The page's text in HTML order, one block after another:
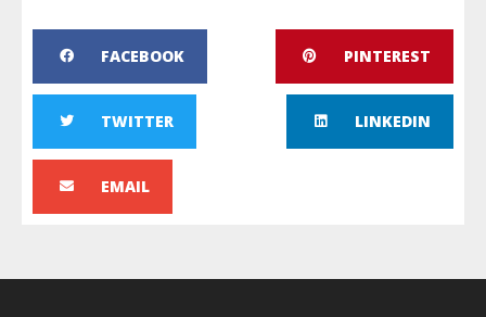
FACEBOOK PINTEREST
TWITTER LINKEDIN
EMAIL